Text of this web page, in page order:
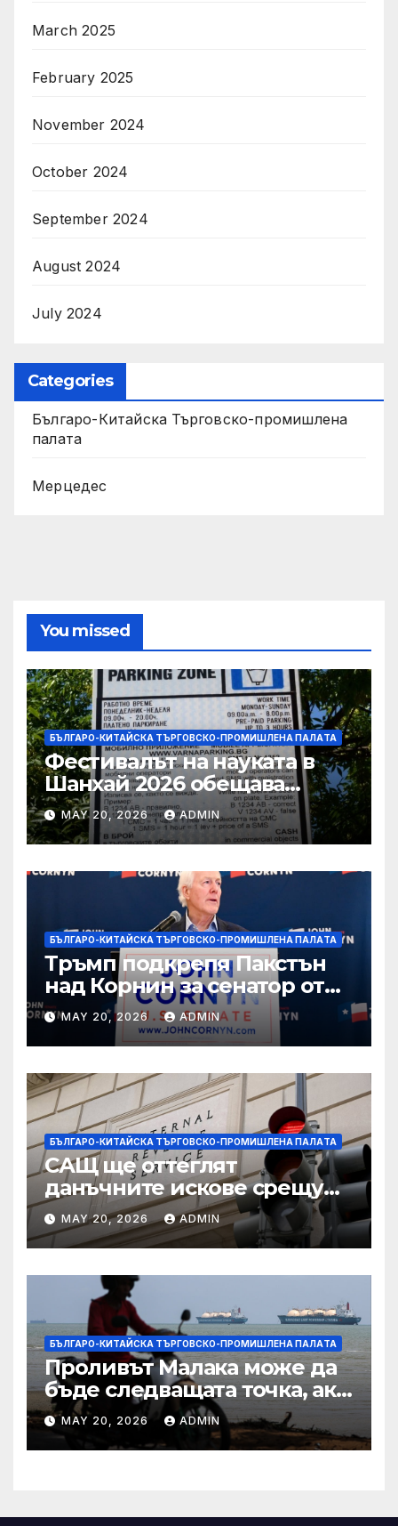
March 2025
February 2025
November 2024
October 2024
September 2024
August 2024
July 2024
Categories
Българо-Китайска Търговско-промишлена
палaта
Мерцедес
You missed
БЪЛГАРО-КИТАЙСКА ТЪРГОВСКО-ПРОМИШЛЕНА ПАЛAТА
Фестивалът на науката в
Шанхай 2026 обещава
вълнуващи научно-
технологични иновации
MAY 20, 2026 ADMIN
БЪЛГАРО-КИТАЙСКА ТЪРГОВСКО-ПРОМИШЛЕНА ПАЛAТА
Тръмп подкрепя Пакстън
над Корнин за сенатор от
Тексас в шокираща
подкрепа
MAY 20, 2026 ADMIN
БЪЛГАРО-КИТАЙСКА ТЪРГОВСКО-ПРОМИШЛЕНА ПАЛAТА
САЩ ще оттеглят
данъчните искове срещу
Тръмп „завинаги“ в
сделката за съдебно дело с
IRS
MAY 20, 2026 ADMIN
БЪЛГАРО-КИТАЙСКА ТЪРГОВСКО-ПРОМИШЛЕНА ПАЛAТА
Проливът Малака може да
бъде следващата точка, ако
Азия не внимава
MAY 20, 2026 ADMIN